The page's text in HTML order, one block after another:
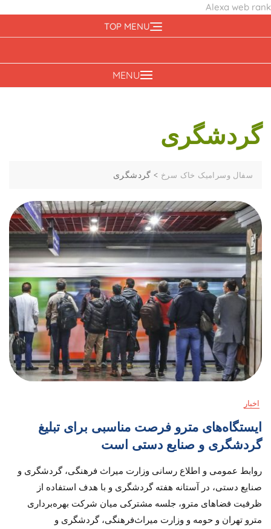
Alexa web rank
to
TOP MENU
MENU
گردشگری
سفال وسرامیک خاک سرخ > گردشگری
اخبار
ایستگاه‌های مترو فرصت مناسبی برای تبلیغ
گردشگری و صنایع دستی است
روابط عمومی و اطلاع رسانی وزارت میراث فرهنگی، گردشگری و
صنایع دستی، در آستانه هفته گردشگری و با هدف استفاده از
ظرفیت فضاهای مترو، جلسه مشترکی میان شرکت بهره‌برداری
مترو تهران و حومه و وزارت میراث‌فرهنگی، گردشگری و